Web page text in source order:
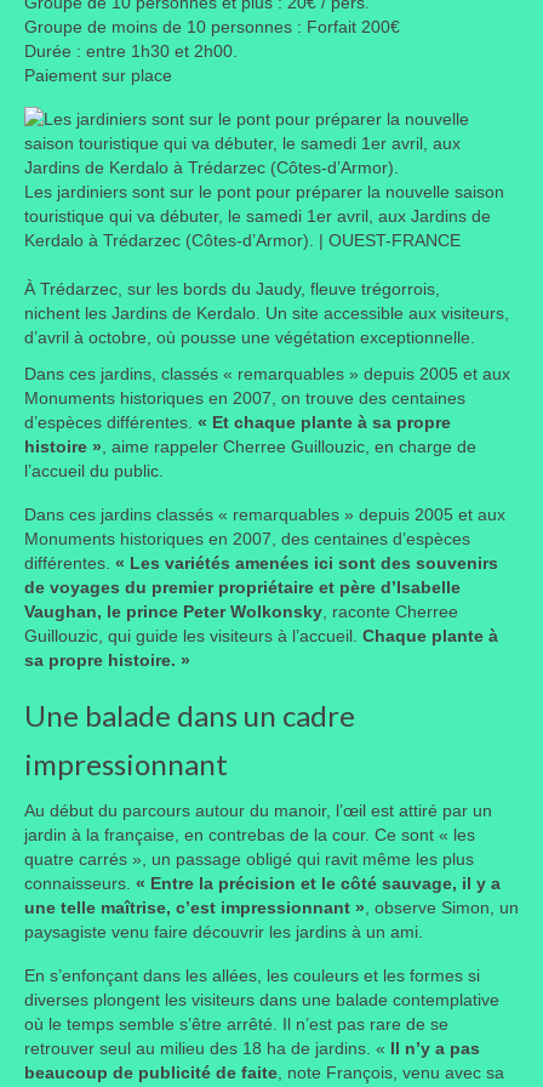
Portes ouvertes
Visites de jardins
Autres
Flore et faune
Flore
Arbustes
Graminées
Vivaces
Faune
Et aussi…
Liens préférés de JPL
Dictons
Desserts
Boissons
Autres
Infos pratiques
Règlement Intérieur – Statuts et cotisation JPL
2016/17
Groupe de moins de 10 personnes : Forfait 200€
Durée : entre 1h30 et 2h00.
Paiement sur place
Les jardiniers sont sur le pont pour préparer la nouvelle saison
touristique qui va débuter, le samedi 1er avril, aux Jardins de
Kerdalo à Trédarzec (Côtes-d’Armor). | OUEST-FRANCE
À Trédarzec, sur les bords du Jaudy, fleuve trégorrois,
nichent les Jardins de Kerdalo. Un site accessible aux visiteurs,
d’avril à octobre, où pousse une végétation exceptionnelle.
Dans ces jardins, classés « remarquables » depuis 2005 et aux
Monuments historiques en 2007, on trouve des centaines
d’espèces différentes. « Et chaque plante à sa propre
histoire » , aime rappeler Cherree Guillouzic, en charge de
l’accueil du public.
Dans ces jardins classés « remarquables » depuis 2005 et aux
Monuments historiques en 2007, des centaines d’espèces
différentes. « Les variétés amenées ici sont des souvenirs
de voyages du premier propriétaire et père d’Isabelle
Vaughan, le prince Peter Wolkonsky ​, raconte Cherree
Guillouzic, qui guide les visiteurs à l’accueil. Chaque plante à
sa propre histoire. »
Une balade dans un cadre
impressionnant
Au début du parcours autour du manoir, l’œil est attiré par un
jardin à la française, en contrebas de la cour. Ce sont « les
quatre carrés », un passage obligé qui ravit même les plus
connaisseurs. « Entre la précision et le côté sauvage, il y a
une telle maîtrise, c’est impressionnant » , observe Simon, un
paysagiste venu faire découvrir les jardins à un ami.
En s’enfonçant dans les allées, les couleurs et les formes si
diverses plongent les visiteurs dans une balade contemplative
où le temps semble s’être arrêté. Il n’est pas rare de se
retrouver seul au milieu des 18 ha de jardins. « Il n’y a pas
beaucoup de publicité de faite ​, note François, venu avec sa